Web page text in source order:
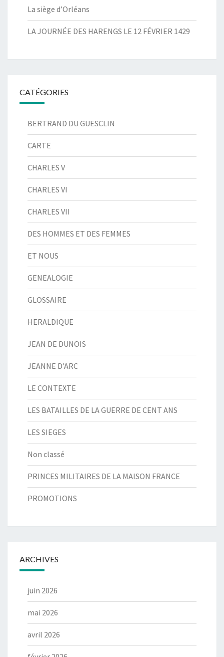
La siège d’Orléans
LA JOURNÉE DES HARENGS LE 12 FÉVRIER 1429
CATÉGORIES
BERTRAND DU GUESCLIN
CARTE
CHARLES V
CHARLES VI
CHARLES VII
DES HOMMES ET DES FEMMES
ET NOUS
GENEALOGIE
GLOSSAIRE
HERALDIQUE
JEAN DE DUNOIS
JEANNE D'ARC
LE CONTEXTE
LES BATAILLES DE LA GUERRE DE CENT ANS
LES SIEGES
Non classé
PRINCES MILITAIRES DE LA MAISON FRANCE
PROMOTIONS
ARCHIVES
juin 2026
mai 2026
avril 2026